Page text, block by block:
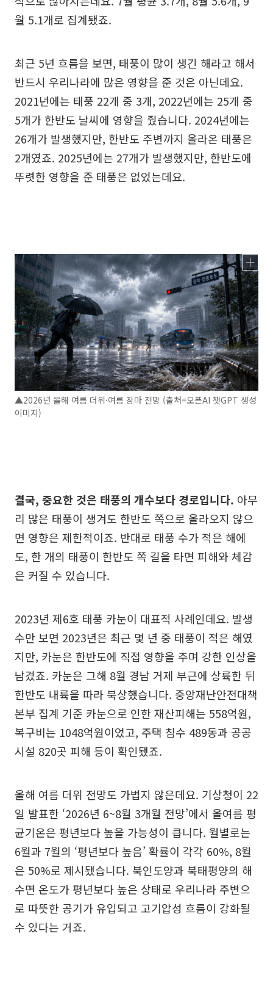
월 5.1개로 집계됐죠.
최근 5년 흐름을 보면, 태풍이 많이 생긴 해라고 해서
반드시 우리나라에 많은 영향을 준 것은 아닌데요.
2021년에는 태풍 22개 중 3개, 2022년에는 25개 중
5개가 한반도 날씨에 영향을 줬습니다. 2024년에는
26개가 발생했지만, 한반도 주변까지 올라온 태풍은
2개였죠. 2025년에는 27개가 발생했지만, 한반도에
뚜렷한 영향을 준 태풍은 없었는데요.
▲2026년 올해 여름 더위·여름 장마 전망 (출처=오픈AI 챗GPT 생성
이미지)
결국, 중요한 것은 태풍의 개수보다 경로입니다. 아무
리 많은 태풍이 생겨도 한반도 쪽으로 올라오지 않으
면 영향은 제한적이죠. 반대로 태풍 수가 적은 해에
도, 한 개의 태풍이 한반도 쪽 길을 타면 피해와 체감
은 커질 수 있습니다.
2023년 제6호 태풍 카눈이 대표적 사례인데요. 발생
수만 보면 2023년은 최근 몇 년 중 태풍이 적은 해였
지만, 카눈은 한반도에 직접 영향을 주며 강한 인상을
남겼죠. 카눈은 그해 8월 경남 거제 부근에 상륙한 뒤
한반도 내륙을 따라 북상했습니다. 중앙재난안전대책
본부 집계 기준 카눈으로 인한 재산피해는 558억원,
복구비는 1048억원이었고, 주택 침수 489동과 공공
시설 820곳 피해 등이 확인됐죠.
올해 여름 더위 전망도 가볍지 않은데요. 기상청이 22
일 발표한 ‘2026년 6~8월 3개월 전망’에서 올여름 평
균기온은 평년보다 높을 가능성이 큽니다. 월별로는
6월과 7월의 ‘평년보다 높음’ 확률이 각각 60%, 8월
은 50%로 제시됐습니다. 북인도양과 북태평양의 해
수면 온도가 평년보다 높은 상태로 우리나라 주변으
로 따뜻한 공기가 유입되고 고기압성 흐름이 강화될
수 있다는 거죠.